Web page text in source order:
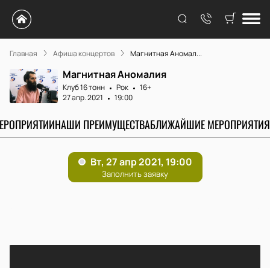
Главная Афиша концертов Магнитная Аномал...
Магнитная Аномалия
Клуб 16 тонн Рок
16+
27 апр. 2021
19:00
НАШИ ПРЕИМУЩЕСТВАБЛИЖАЙШИЕ МЕРОПРИЯТИЯ